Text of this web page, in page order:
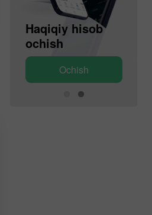
Haqiqiy hisob
ochish
Ochish